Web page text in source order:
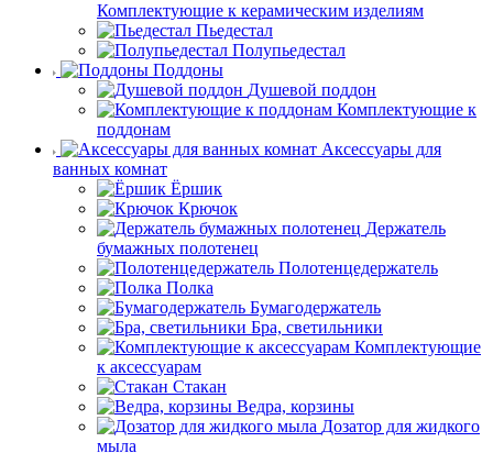
Комплектующие к керамическим изделиям
Пьедестал
Полупьедестал
Поддоны
Душевой поддон
Комплектующие к
поддонам
Аксессуары для
ванных комнат
Ёршик
Крючок
Держатель
бумажных полотенец
Полотенцедержатель
Полка
Бумагодержатель
Бра, светильники
Комплектующие
к аксессуарам
Стакан
Ведра, корзины
Дозатор для жидкого
мыла